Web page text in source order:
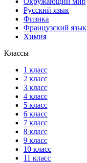
Русский язык
Физика
Французский язык
Химия
Классы
1 класс
2 класс
3 класс
4 класс
5 класс
6 класс
7 класс
8 класс
9 класс
10 класс
11 класс